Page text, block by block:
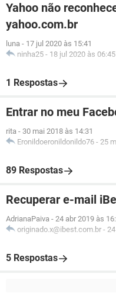
Yahoo não
yahoo.com.br
luna - 17 jul 2020 às 15:41
ninha25 - 18 jul 2020 às 06:45
1 Respostas
Entrar no meu
rita - 30 mai 2018 às 14:31
Eronildoeronildonildo76 - 25
89 Respostas
Recuperar e-mail
AdrianaPaiva - 24 abr 2019 às
originado.x@ibest.com.br -
5 Respostas